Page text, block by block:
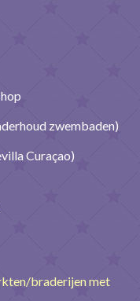
zwembaden)
Curaçao)
braderijen met